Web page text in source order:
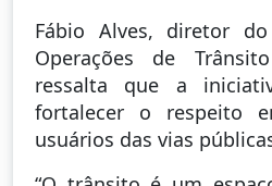
Fábio Alves, diretor
Operações de
ressalta que a
fortalecer o respeito
usuários das vias